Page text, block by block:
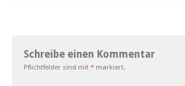
Schreibe einen Kommentar
Pflichtfelder sind mit * markiert.